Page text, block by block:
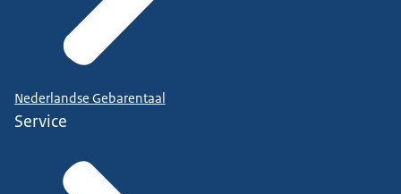
Nederlandse Gebarentaal
Service